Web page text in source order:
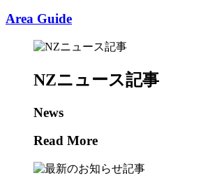
Area Guide
NZニュース記事
News
Read More